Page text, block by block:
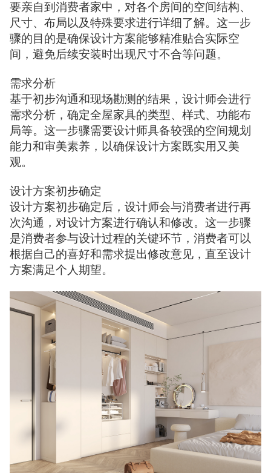
要亲自到消费者家中，对各个房间的空间结构、
尺寸、布局以及特殊要求进行详细了解。这一步
骤的目的是确保设计方案能够精准贴合实际空
间，避免后续安装时出现尺寸不合等问题。
需求分析
基于初步沟通和现场勘测的结果，设计师会进行
需求分析，确定全屋家具的类型、样式、功能布
局等。这一步骤需要设计师具备较强的空间规划
能力和审美素养，以确保设计方案既实用又美
观。
设计方案初步确定
设计方案初步确定后，设计师会与消费者进行再
次沟通，对设计方案进行确认和修改。这一步骤
是消费者参与设计过程的关键环节，消费者可以
根据自己的喜好和需求提出修改意见，直至设计
方案满足个人期望。